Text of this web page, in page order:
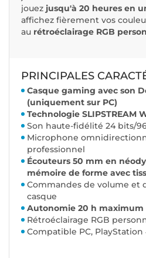
jouez jusqu'à 20 heures en
affichez fièrement vos
au rétroéclairage RGB
PRINCIPALES
Casque gaming avec son
(uniquement sur PC)
Technologie SLIPSTREAM
Son haute-fidélité 24 bits/
Microphone
professionnel
Écouteurs 50 mm en
mémoire de forme avec
Commandes de volume et
casque
Autonomie 20 h maximum
Rétroéclairage RGB
Compatible PC,